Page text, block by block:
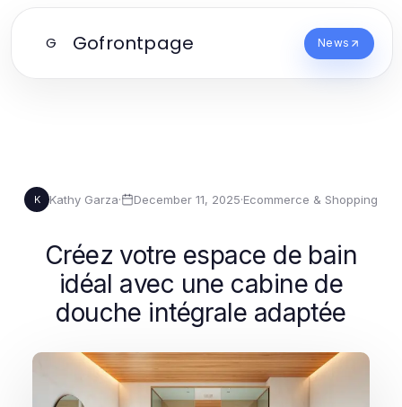
G Gofrontpage News
K Kathy Garza· December 11, 2025·Ecommerce & Shopping
Créez votre espace de bain
idéal avec une cabine de
douche intégrale adaptée